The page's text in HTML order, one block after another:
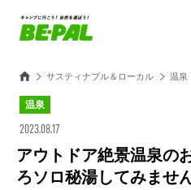
サスティナブル＆ローカル 温泉
温泉
2023.08.17
アウトドア絶景温泉の
ろソロ秘湯してみませ